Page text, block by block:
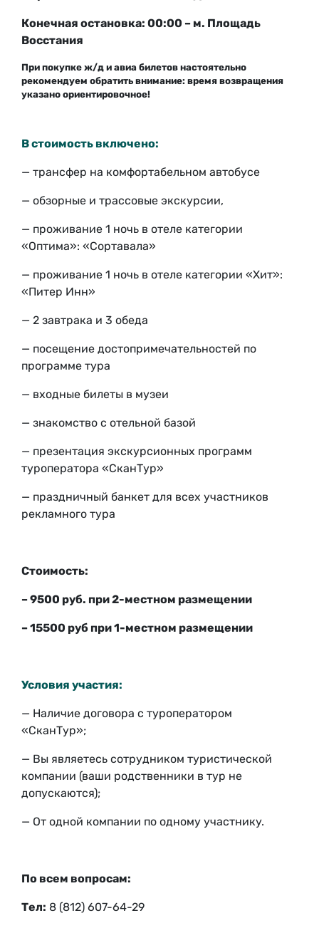
Конечная остановка: 00:00 – м. Площадь
Восстания
При покупке ж/д и авиа билетов настоятельно
рекомендуем обратить внимание: время возвращения
указано ориентировочное!
В стоимость включено:
— трансфер на комфортабельном автобусе
— обзорные и трассовые экскурсии,
— проживание 1 ночь в отеле категории
«Оптима»: «Сортавала»
— проживание 1 ночь в отеле категории «Хит»:
«Питер Инн»
— 2 завтрака и 3 обеда
— посещение достопримечательностей по
программе тура
— входные билеты в музеи
— знакомство с отельной базой
— презентация экскурсионных программ
туроператора «СканТур»
— праздничный банкет для всех участников
рекламного тура
Стоимость:
– 9500 руб. при 2-местном размещении
– 15500 руб при 1-местном размещении
Условия участия:
— Наличие договора с туроператором
«СканТур»;
— Вы являетесь сотрудником туристической
компании (ваши родственники в тур не
допускаются);
— От одной компании по одному участнику.
По всем вопросам:
Тел: 8 (812) 607-64-29